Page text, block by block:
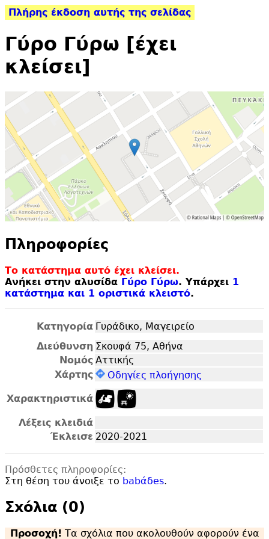
Πλήρης έκδοση αυτής της σελίδας
Γύρο Γύρω [έχει
κλείσει]
Πληροφορίες
Το κατάστημα αυτό έχει κλείσει.
Ανήκει στην αλυσίδα Γύρο Γύρω. Υπάρχει 1
κατάστημα και 1 οριστικά κλειστό.
Κατηγορία Γυράδικο, Μαγειρείο
Διεύθυνση Σκουφά 75, Αθήνα
Νομός Αττικής
Χάρτης
Οδηγίες πλοήγησης
Χαρακτηριστικά
Λέξεις κλειδιά
Έκλεισε 2020-2021
Πρόσθετες πληροφορίες:
Στη θέση του άνοιξε το babάδes.
Σxόλια (0)
Προσοχή! Τα σχόλια που ακολουθούν αφορούν ένα